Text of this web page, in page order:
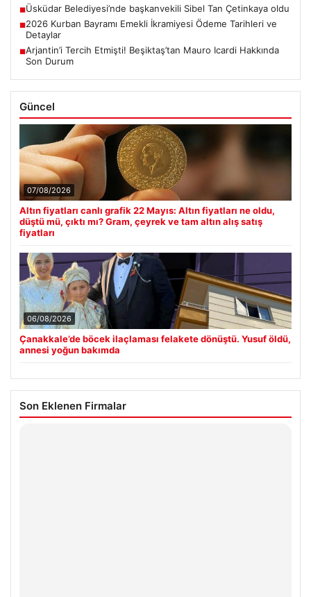
■Üsküdar Belediyesi’nde başkanvekili Sibel Tan Çetinkaya oldu
■2026 Kurban Bayramı Emekli İkramiyesi Ödeme Tarihleri ve
Detaylar
■Arjantin’i Tercih Etmişti! Beşiktaş’tan Mauro Icardi Hakkında
Son Durum
Güncel
07/08/2026
Altın fiyatları canlı grafik 22 Mayıs: Altın fiyatları ne oldu,
düştü mü, çıktı mı? Gram, çeyrek ve tam altın alış satış
fiyatları
06/08/2026
Çanakkale’de böcek ilaçlaması felakete dönüştü. Yusuf öldü,
annesi yoğun bakımda
Son Eklenen Firmalar